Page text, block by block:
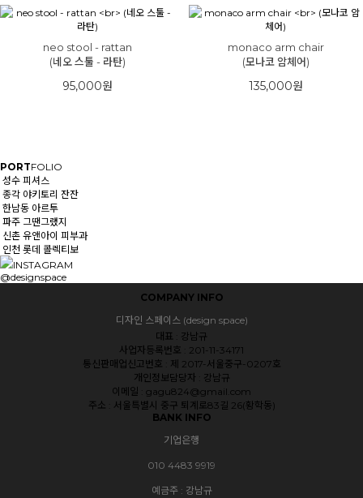
neo stool - rattan
(네오 스툴 - 라탄)
95,000원
monaco arm chair
(모나코 암체어)
135,000원
PORTFOLIO
성수 피셔스
종각 야키토리 잔잔
한남동 아르투
파주 그땐그랬지
신촌 유앤아이 피부과
인천 롯데 콜렉티보
INSTAGRAM
@designspace
COMPANY INFO
디자인 스페이스 (design space)
대표 : 강남규
사업자등록번호 : 201-11-34171
통신판매업신고번호 : 제 2017-서울중구-0207호
개인정보담당자 : 강남규
이메일 : gagu824@gmail.com
주소 : 서울특별시 중구 퇴계로83길 26(황학동)
BANK INFO
기업은행
010 4483 9919
예금주 : 강남규